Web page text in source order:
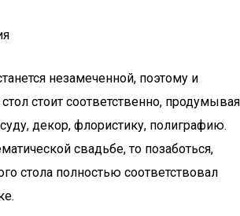
незамеченной, поэтому и
стоит соответственно, продумывая
декор, флористику, полиграфию.
свадьбе, то позаботься,
стола полностью соответствовал